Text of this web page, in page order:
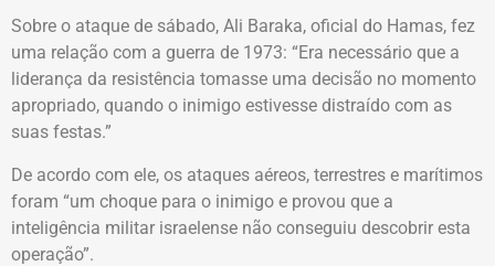
Sobre o ataque de sábado, Ali Baraka, oficial do Hamas, fez
uma relação com a guerra de 1973: “Era necessário que a
liderança da resistência tomasse uma decisão no momento
apropriado, quando o inimigo estivesse distraído com as
suas festas.”
De acordo com ele, os ataques aéreos, terrestres e marítimos
foram “um choque para o inimigo e provou que a
inteligência militar israelense não conseguiu descobrir esta
operação”.